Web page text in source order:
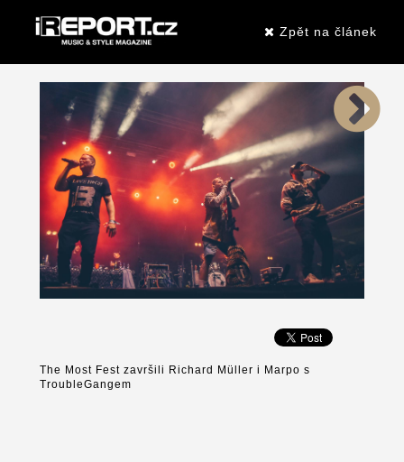
Zpět na článek
The Most Fest završili Richard Müller i Marpo s
TroubleGangem